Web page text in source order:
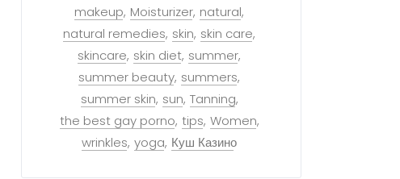
makeup Moisturizer natural
natural remedies skin skin care
skincare skin diet summer
summer beauty summers
summer skin sun Tanning
the best gay porno tips Women
wrinkles yoga Куш Казино